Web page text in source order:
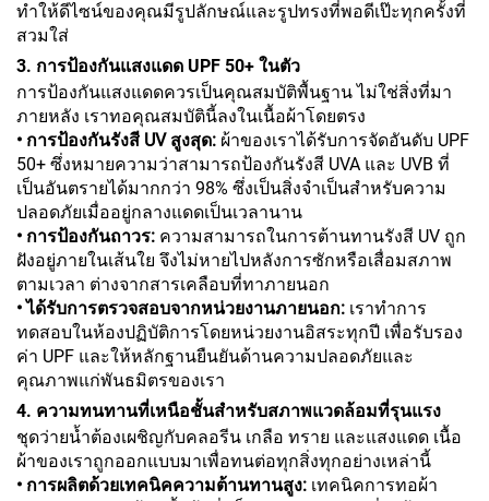
ทำให้ดีไซน์ของคุณมีรูปลักษณ์และรูปทรงที่พอดีเป๊ะทุกครั้งที่
สวมใส่
3. การป้องกันแสงแดด UPF 50+ ในตัว
การป้องกันแสงแดดควรเป็นคุณสมบัติพื้นฐาน ไม่ใช่สิ่งที่มา
ภายหลัง เราทอคุณสมบัตินี้ลงในเนื้อผ้าโดยตรง
• การป้องกันรังสี UV สูงสุด: ผ้าของเราได้รับการจัดอันดับ UPF
50+ ซึ่งหมายความว่าสามารถป้องกันรังสี UVA และ UVB ที่
เป็นอันตรายได้มากกว่า 98% ซึ่งเป็นสิ่งจำเป็นสำหรับความ
ปลอดภัยเมื่ออยู่กลางแดดเป็นเวลานาน
• การป้องกันถาวร: ความสามารถในการต้านทานรังสี UV ถูก
ฝังอยู่ภายในเส้นใย จึงไม่หายไปหลังการซักหรือเสื่อมสภาพ
ตามเวลา ต่างจากสารเคลือบที่ทาภายนอก
• ได้รับการตรวจสอบจากหน่วยงานภายนอก: เราทำการ
ทดสอบในห้องปฏิบัติการโดยหน่วยงานอิสระทุกปี เพื่อรับรอง
ค่า UPF และให้หลักฐานยืนยันด้านความปลอดภัยและ
คุณภาพแก่พันธมิตรของเรา
4. ความทนทานที่เหนือชั้นสำหรับสภาพแวดล้อมที่รุนแรง
ชุดว่ายน้ำต้องเผชิญกับคลอรีน เกลือ ทราย และแสงแดด เนื้อ
ผ้าของเราถูกออกแบบมาเพื่อทนต่อทุกสิ่งทุกอย่างเหล่านี้
• การผลิตด้วยเทคนิคความต้านทานสูง: เทคนิคการทอผ้า